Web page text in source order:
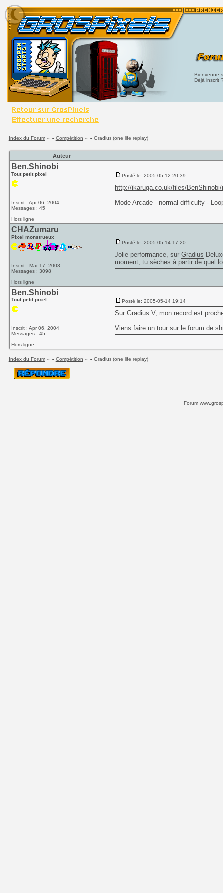
Bienvenue
Déjà inscrit
Index du Forum» » Compétition » » Gradius (one life replay)
Auteur
Ben.Shinobi
Tout petit pixel
Inscrit : Apr 06, 2004
Messages : 45
Hors ligne
Posté le: 2005-05-12 20:39
http://ikaruga.co.uk/files/
Mode Arcade - normal difficulty -
CHAZumaru
Pixel monstrueux
Inscrit : Mar 17, 2003
Messages : 3098
Hors ligne
Posté le: 2005-05-14 17:20
Jolie performance, surGradius
moment, tu sèches à partir de quel
Ben.Shinobi
Tout petit pixel
Inscrit : Apr 06, 2004
Messages : 45
Hors ligne
Posté le: 2005-05-14 19:14
SurGradius V, mon record est
Viens faire un tour sur le forum de
Index du Forum» » Compétition » » Gradius (one life replay)
Forum